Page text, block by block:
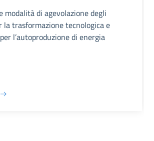
modalità di agevolazione degli
trasformazione tecnologica e
l’autoproduzione di energia